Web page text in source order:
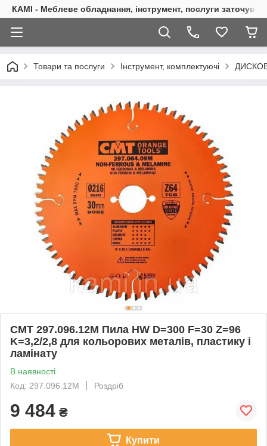
КАМІ - Меблеве обладнання, інструмент, послуги
Товари та послуги Інструмент, комплектуючі
CMT 297.096.12M Пила HW D=300 F=30 Z=96
K=3,2/2,8 для кольорових металів, пластику і
ламінату
В наявності
Код: 297.096.12M
Роздріб
9 484 ₴
Купити